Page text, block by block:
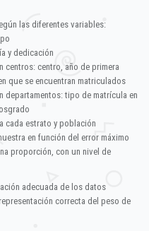
las diferentes variables:
y dedicación
centros: centro, año de primera
que se encuentran matriculados
departamentos: tipo de matrícula en
cada estrato y población
en función del error máximo
proporción, con un nivel de
adecuada de los datos
correcta del peso de